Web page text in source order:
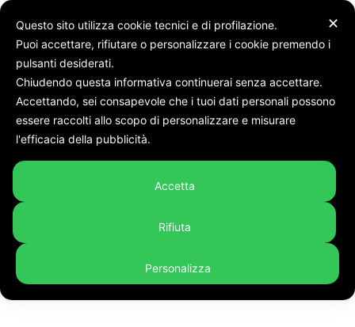
Poi Messa e Via Crucis. Domenica la Celebrazione da Osimo
Tag:poi Messa e Via Crucis.
Domenica la Celebrazione da
Osimo
✕
Questo sito utilizza cookie tecnici e di profilazione.
Puoi accettare, rifiutare o personalizzare i cookie premendo i
pulsanti desiderati.
Chiudendo questa informativa continuerai senza accettare.
Accettando, sei consapevole che i tuoi dati personali possono
essere raccolti allo scopo di personalizzare e misurare
l'efficacia della pubblicità.
Accetta
Rifiuta
Personalizza